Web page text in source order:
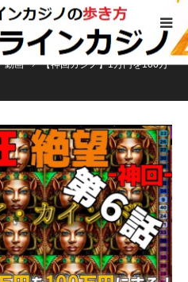
動画
【神回カジノ】1万円を100万